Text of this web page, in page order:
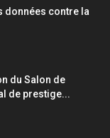
données contre la
du Salon de
de prestige...